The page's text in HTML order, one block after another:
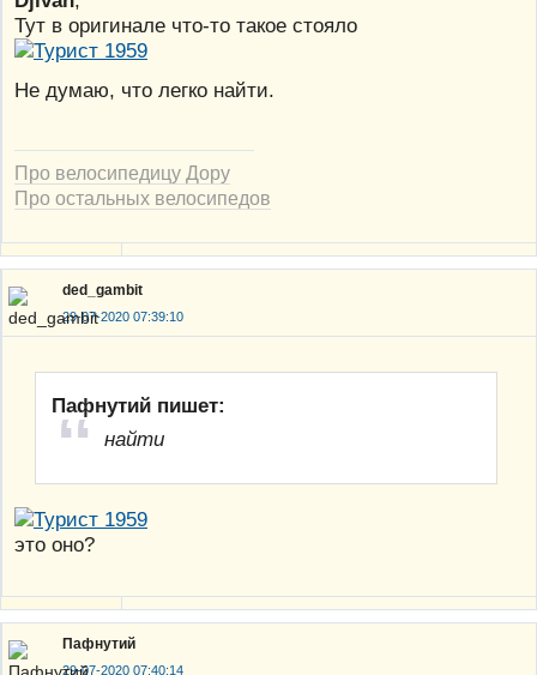
Тут в оригинале что-то такое стояло
Не думаю, что легко найти.
Про велосипедицу Дору
Про остальных велосипедов
ded_gambit
29-07-2020 07:39:10
Пафнутий пишет:
найти
это оно?
Пафнутий
29-07-2020 07:40:14